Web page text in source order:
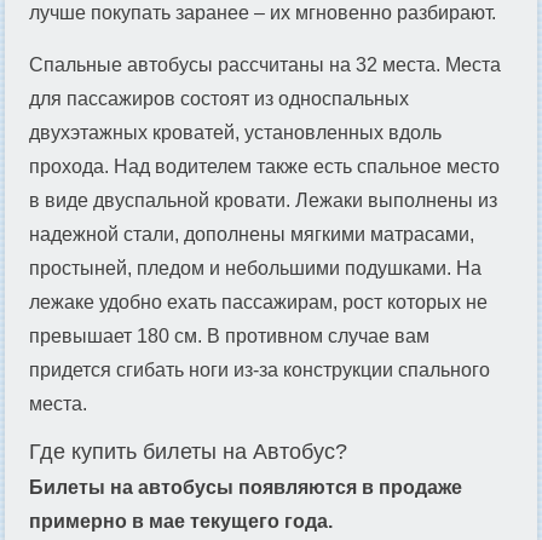
лучше покупать заранее – их мгновенно разбирают.
Спальные автобусы рассчитаны на 32 места. Места
для пассажиров состоят из односпальных
двухэтажных кроватей, установленных вдоль
прохода. Над водителем также есть спальное место
в виде двуспальной кровати. Лежаки выполнены из
надежной стали, дополнены мягкими матрасами,
простыней, пледом и небольшими подушками. На
лежаке удобно ехать пассажирам, рост которых не
превышает 180 см. В противном случае вам
придется сгибать ноги из-за конструкции спального
места.
Где купить билеты на Автобус?
Билеты на автобусы появляются в продаже
примерно в мае текущего года.